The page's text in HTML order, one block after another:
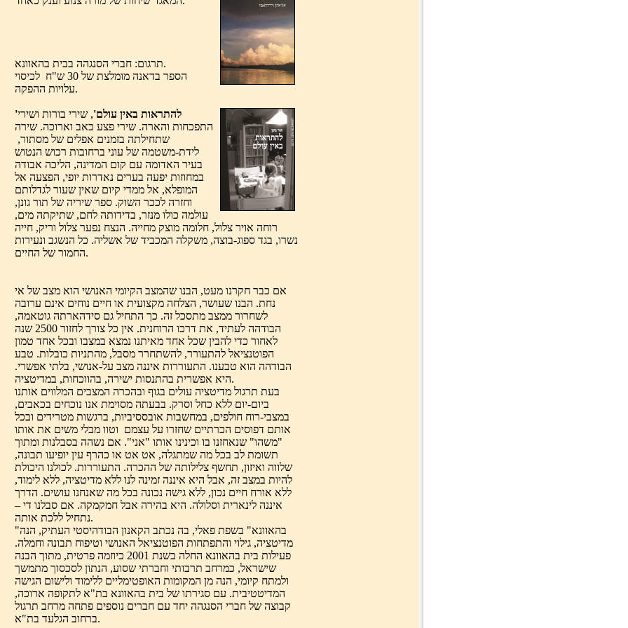
תרגום: חברי הסנגהה בבית בהאוונא.
הספר בדאנה מומלצת של 30 ש"ח לכיסוי
עלויות ההפקה.
'להתראות באין עולם', שירי בורות ושירי
התפכחות והארה. שירי פצע כאב וארוכה. שירה
שתחילתה בזמנים אפלים של מסתור,
לידת-משטמה של עוני ברחובות רכוש הנטוש
בעיר האדומה עם קום המדינה, הליכה אבודה
במחוזות יפעה בערים נאדרות יופי, הפצעה אל
המופלא, אל ממדי קיום שאין שעור לגדלותם
וחזרה לככר השוק. ספר שיריה של תור גונן,
עולמה כולו מנזר, בדידותה לחם, שתיקתה מים,
רוחה אויר צלול, חלומה מוצק מחייה. הנצח נפער צלול וריק, חייה
נשרו, בגד ספוג-בוצה, משקלה המכביד של אשליה. כל הנשגב ונעירות
החמור של החיים.
אם כבר חקרנו מעט, הבנו שהמצב הקיומי האנושי הוא מצב של אי
נחת. הבנו שעושר, הצלחה מקצועית או חיים נוחים אינם ערובה
לשחרור ממצב מתסכל זה. כך התחיל גם סידהארתה גוטאמה,
הבודהה לעתיד, את דרכו הרוחנית. אין כל צורך לחזור 2500 שנה
לאחור כדי להבין שכל אחד מאיתנו נמצא במצבו ובכל אחד טמון
הפוטנציאל להתעורר, להשתחרר מסבל, מהתניות כובלות. טבע
הבודהה הוא טבענו. התעוררות איננה מצב על-אנושי, בלתי אפשרי.
היא אפשרית בהתנסות ישירה, בהווכחות, במדיטציה.
בעת תרגול מדיטציה עולים בגוף ובהכרה המצבים המלווים אותנו
ביום-יום ללא כחל וסרק. בבעתה מסוימת אנו נוכחים בכאבים,
במצבי-רוח חולפים, במחשבות אובססיביות, ברגשות מטרידים ובכל
אותם דפוסים הכרתיים שחזרו על עצמם וטוו מבלי משים את אותו
"משהו" שנאחזנו בו וכינינו אותו "אני". אם נשהה בסבלנות ומתוך
תשומת לב בכל מה שמתגלה, אט אט או כהרף עין יופיעו תבונה,
שלווה ואיזון, תחשף צלילותה של ההכרה. התעוררות. לכולנו היכולת
להיות במצב זה, אבל היא איננה זמינה לנו ללא מדיטציה, ללא לימוד,
ללא אורח חיים נכון, ללא גישה נכונה בכל מה שאנחנו עושים. הדרך
איננה לינארית וסלולה. היא בהירה אבל חמקמקה. אם סבלנו די –
נתחיל ללכת אותה.
"בהאוונא" בשפת פאלי, בה נכתב הקאנון הבודהיסטי העתיק, הנה
מדיטציה, גילוי והתפתחות הפוטנציאל האנושי וטיפוח תבונה וחמלה.
פעילות בית בהאוונא החלה בשנת 2001 כיוזמה פרטית, מתוך הבנה
שישראל, כמרחב תרבותי וחברתי שסוע, הנתון לסכסוך מתמשך
ולמתח קיומי, הנה מן המקומות האופטימליים ללימוד ולישום הגישה
המדיטטיבית. עם סגירתו של בית בהאוונא בת"א לתקופה ארוכה,
קבוצה של חברי הסנגהה יחד עם חברים נוספים פתחה מרחב תרגול
ברחוב הגלעד בת"א.